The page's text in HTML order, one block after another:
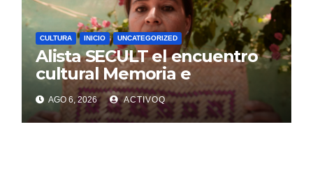
CULTURA INICIO UNCATEGORIZED
Alista SECULT el encuentro
cultural Memoria e
Identidad, en Jalpan de Serra
AGO 6, 2026 ACTIVOQ